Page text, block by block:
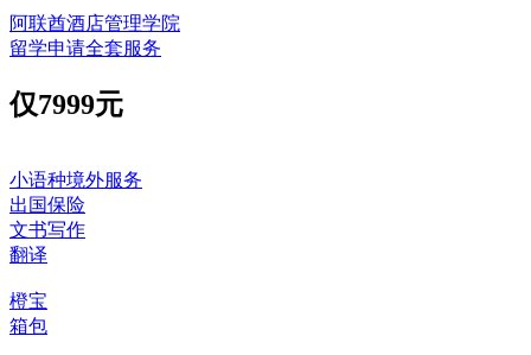
阿联酋酒店管理学院
留学申请全套服务
仅7999元
小语种境外服务
出国保险
文书写作
翻译
橙宝
箱包